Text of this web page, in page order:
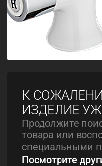
К
ИЗДЕЛИЕ
Продолжите
товара или
специальными
Посмотрите